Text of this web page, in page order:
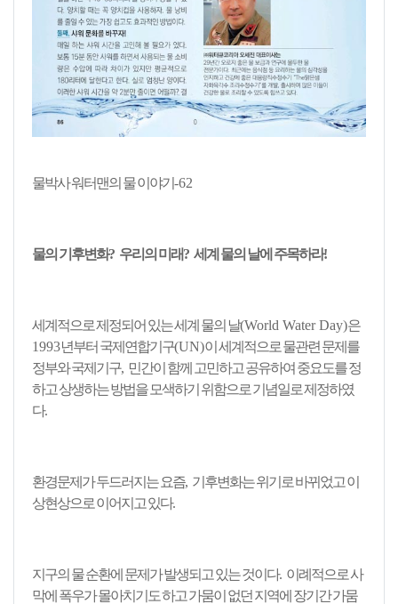
물박사 워터맨의 물 이야기 -62
물의 기후변화? 우리의 미래? 세계 물의 날에 주목하라!
세계적으로 제정되어 있는 세계 물의 날(World Water Day)은
1993년부터 국제연합기구(UN)이 세계적으로 물관련 문제를
정부와 국제기구, 민간이 함께 고민하고 공유하여 중요도를 정
하고 상생하는 방법을 모색하기 위함으로 기념일로 제정하였
다.
환경문제가 두드러지는 요즘, 기후변화는 위기로 바뀌었고 이
상현상으로 이어지고 있다.
지구의 물 순환에 문제가 발생되고 있는 것이다. 이례적으로 사
막에 폭우가 몰아치기도 하고 가뭄이 없던 지역에 장기간 가뭄